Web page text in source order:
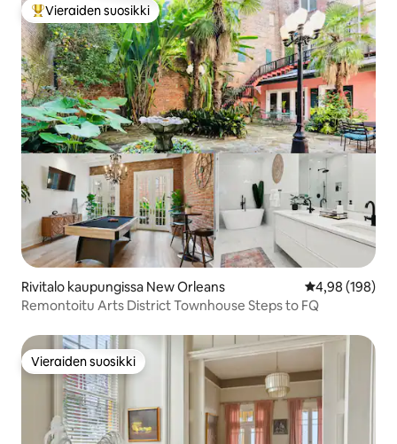
Vieraiden suosikkien parhaimmistoa
Vieraiden suosikki
Rivitalo kaupungissa New Orleans
4,98 (198)
Remontoitu Arts District Townhouse Steps to FQ
Vieraiden suosikki
Vieraiden suosikki